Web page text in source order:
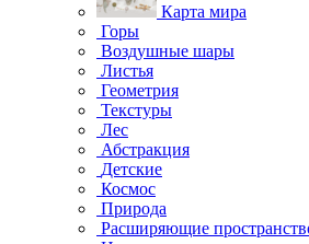
Карта мира
Горы
Воздушные шары
Листья
Геометрия
Текстуры
Лес
Абстракция
Детские
Космос
Природа
Расширяющие